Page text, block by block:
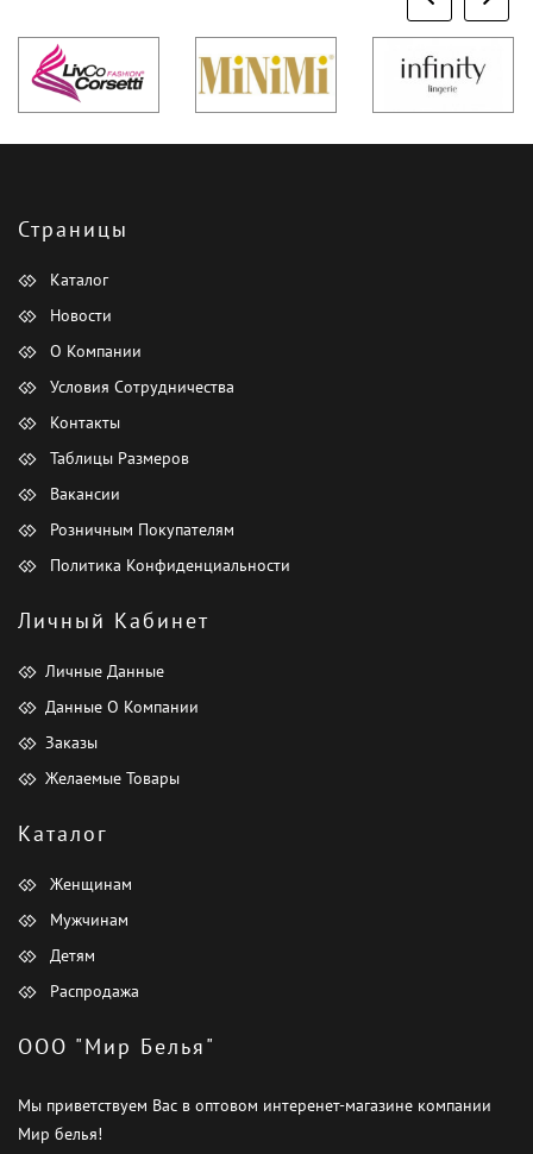
Страницы
Каталог
Новости
О Компании
Условия Сотрудничества
Контакты
Таблицы Размеров
Вакансии
Розничным Покупателям
Политика Конфиденциальности
Личный Кабинет
Личные Данные
Данные О Компании
Заказы
Желаемые Товары
Каталог
Женщинам
Мужчинам
Детям
Распродажа
ООО "Мир Белья"
Мы приветствуем Вас в оптовом интеренет-магазине компании
Мир белья!